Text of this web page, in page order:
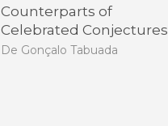
Counterparts of
Celebrated Conjectures
De Gonçalo Tabuada